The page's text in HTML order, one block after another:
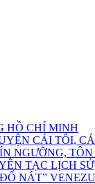
HỒ CHÍ MINH
CÁI TÔI,
NGƯỠNG, TÔN
TẠC LỊCH
NÁT”